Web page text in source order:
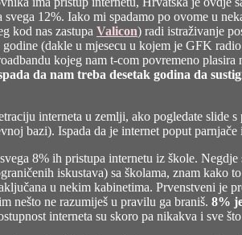
12%. Iako mi spadamo po ovome u
kod nas zastupa Valicon) radi istraživanje
(dakle u mjesecu u kojem je GFK
kojeg nam t-com povremeno
da nam treba desetak godina da
interneta u zemlji, ako pogledate slide
bazi). Ispada da je internet poput
8% ih pristupa internetu iz škole.
iskustava) sa školama, znam
u nekim kabinetima. Prvenstveni je
nešto ne razumiješ u pravilu ga braniš. 8%
interneta su skoro pa nikakva i sve